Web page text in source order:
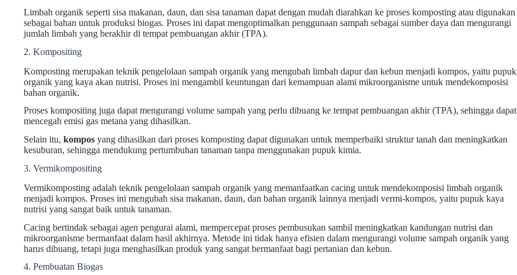
Limbah organik seperti sisa makanan, daun, dan sisa tanaman dapat dengan mudah diarahkan ke proses komposting atau digunakan
sebagai bahan untuk produksi biogas. Proses ini dapat mengoptimalkan penggunaan sampah sebagai sumber daya dan mengurangi
jumlah limbah yang berakhir di tempat pembuangan akhir (TPA).
2. Kompositing
Komposting merupakan teknik pengelolaan sampah organik yang mengubah limbah dapur dan kebun menjadi kompos, yaitu pupuk
organik yang kaya akan nutrisi. Proses ini mengambil keuntungan dari kemampuan alami mikroorganisme untuk mendekomposisi
bahan organik.
Proses kompositing juga dapat mengurangi volume sampah yang perlu dibuang ke tempat pembuangan akhir (TPA), sehingga dapat
mencegah emisi gas metana yang dihasilkan.
Selain itu, kompos yang dihasilkan dari proses komposting dapat digunakan untuk memperbaiki struktur tanah dan meningkatkan
kesuburan, sehingga mendukung pertumbuhan tanaman tanpa menggunakan pupuk kimia.
3. Vermikompositing
Vermikomposting adalah teknik pengelolaan sampah organik yang memanfaatkan cacing untuk mendekomposisi limbah organik
menjadi kompos. Proses ini mengubah sisa makanan, daun, dan bahan organik lainnya menjadi vermi-kompos, yaitu pupuk kaya
nutrisi yang sangat baik untuk tanaman.
Cacing bertindak sebagai agen pengurai alami, mempercepat proses pembusukan sambil meningkatkan kandungan nutrisi dan
mikroorganisme bermanfaat dalam hasil akhirnya. Metode ini tidak hanya efisien dalam mengurangi volume sampah organik yang
harus dibuang, tetapi juga menghasilkan produk yang sangat bermanfaat bagi pertanian dan kebun.
4. Pembuatan Biogas